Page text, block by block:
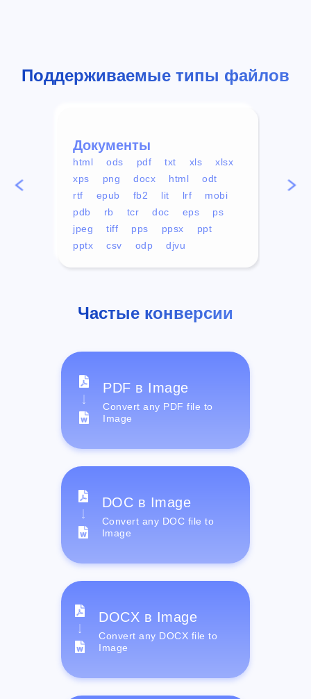
Поддерживаемые типы файлов
Документы
html ods pdf txt xls
xlsx
xps
png docx html
odt
rtf
epub fb2 lit lrf
mobi
pdb
rb tcr doc eps
ps
jpeg
tiff pps ppsx
ppt
pptx
csv odp djvu
mp4
Частые конверсии
PDF в Image
Convert any PDF file to
Image
DOC в Image
Convert any DOC file to
Image
DOCX в Image
Convert any DOCX file to
Image